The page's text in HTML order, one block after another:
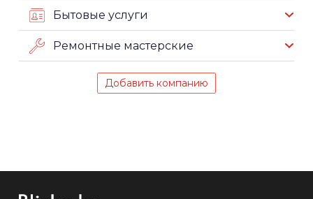
Бытовые услуги
Ремонтные мастерские
Добавить компанию